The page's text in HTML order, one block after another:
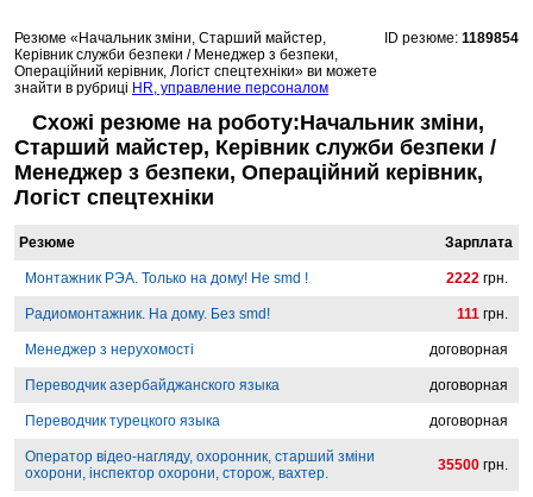
Резюме «Начальник зміни, Старший майстер,
Керівник служби безпеки / Менеджер з безпеки,
Операційний керівник, Логіст спецтехніки» ви можете
знайти в рубриці HR, управление персоналом
ID резюме: 1189854
Схожі резюме на роботу:Начальник зміни,
Старший майстер, Керівник служби безпеки /
Менеджер з безпеки, Операційний керівник,
Логіст спецтехніки
Резюме Зарплата
Монтажник РЭА. Только на дому! Не smd ! 2222 грн.
Радиомонтажник. На дому. Без smd! 111 грн.
Менеджер з нерухомості договорная
Переводчик азербайджанского языка договорная
Переводчик турецкого языка договорная
Оператор відео-нагляду, охоронник, старший зміни
охорони, інспектор охорони, сторож, вахтер.
35500 грн.